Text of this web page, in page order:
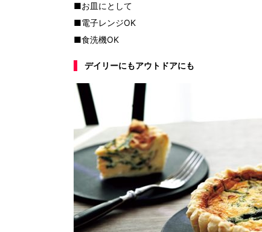
■お皿にとして
■電子レンジOK
■食洗機OK
デイリーにもアウトドアにも